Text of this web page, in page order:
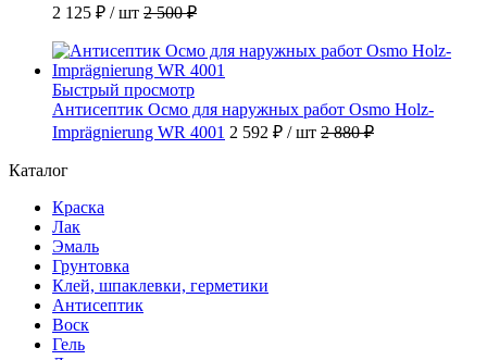
2 125 ₽ / шт 2 500 ₽
Быстрый просмотр
Антисептик Осмо для наружных работ Osmo Holz-
Imprägnierung WR 4001 2 592 ₽ / шт 2 880 ₽
Каталог
Краска
Лак
Эмаль
Грунтовка
Клей, шпаклевки, герметики
Антисептик
Воск
Гель